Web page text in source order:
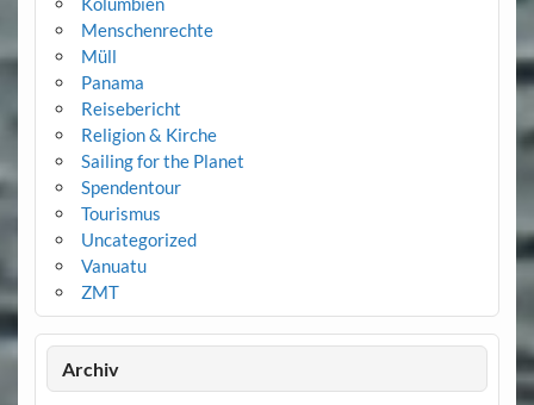
Menschenrechte
Müll
Panama
Reisebericht
Religion & Kirche
Sailing for the Planet
Spendentour
Tourismus
Uncategorized
Vanuatu
ZMT
Archiv